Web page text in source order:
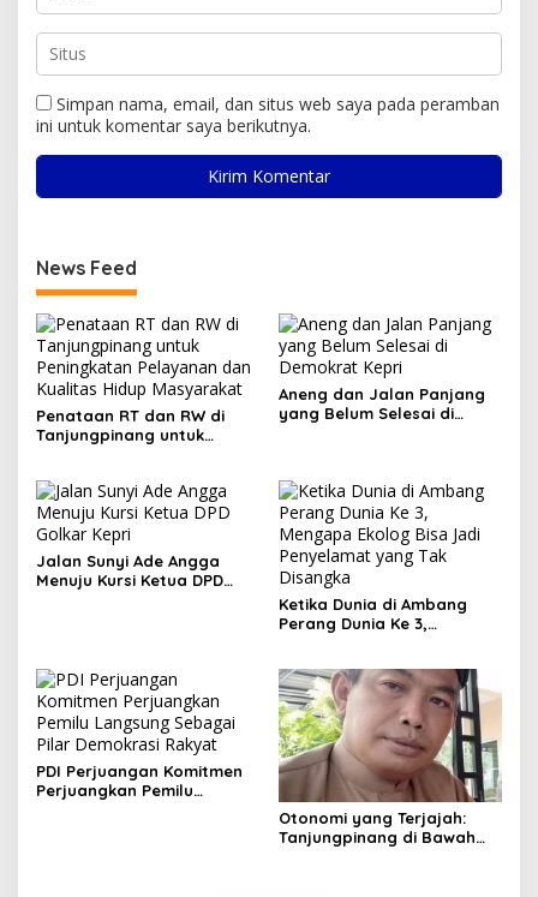
Simpan nama, email, dan situs web saya pada peramban
ini untuk komentar saya berikutnya.
News Feed
Penataan RT dan RW di
Tanjungpinang untuk
Masyarakat
Aneng dan Jalan Panjang
yang Belum Selesai di
Jalan Sunyi Ade Angga
Menuju Kursi Ketua DPD
Ketika Dunia di Ambang
Perang Dunia Ke 3,
Disangka
PDI Perjuangan Komitmen
Perjuangkan Pemilu
Otonomi yang Terjajah:
Tanjungpinang di Bawah